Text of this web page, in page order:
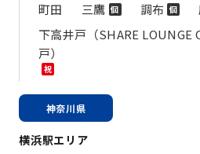
町田
三鷹 個 調布 個
下高井戸（SHARE LOUNGE
戸）
祝
神奈川県
横浜駅エリア